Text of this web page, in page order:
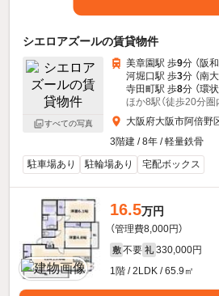
シエロアズールの賃貸物件
すべての写真
美章園駅 歩9分 （阪和
河堀口駅 歩3分 （南
寺田町駅 歩8分 （環状
ほか8駅（徒歩20分圏
大阪府大阪市阿倍野
3階建 / 8年 / 軽量鉄骨
駐車場あり
駐輪場あり 宅配ボックス
16.5万円
（管理費8,000円）
敷 不要 礼 330,000円
1階 / 2LDK / 65.9㎡